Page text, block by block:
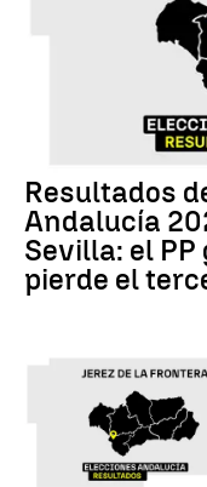
Resultados
Andalucía
Sevilla: el PP
pierde el